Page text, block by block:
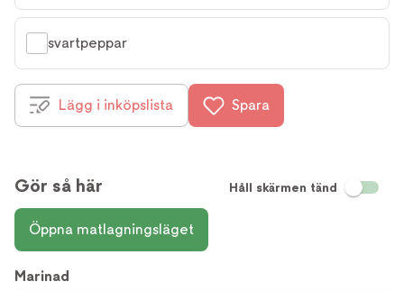
svartpeppar
Lägg i inköpslista Spara
Gör så här Håll skärmen tänd
Öppna matlagningsläget
Marinad